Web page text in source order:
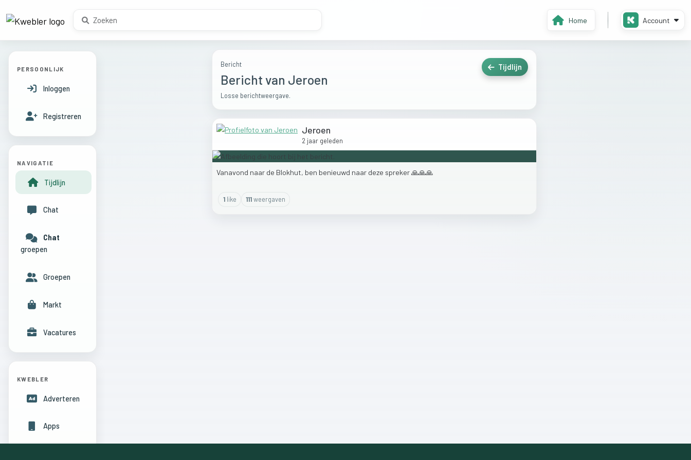
Home Account
Bericht
Bericht van Jeroen
Losse berichtweergave.
Tijdlijn
Jeroen
2 jaar geleden
Vanavond naar de Blokhut, ben benieuwd naar deze spreker🙏🙏🙏
1like 111weergaven
PERSOONLIJK
Inloggen
Registreren
NAVIGATIE
Tijdlijn
Chat
Chat
groepen
Groepen
Markt
Vacatures
KWEBLER
Adverteren
Apps